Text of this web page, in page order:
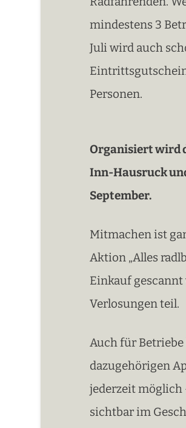
mindestens 3
Juli wird auch
Personen.
Organisiert wird
Inn-Hausruck
September.
Mitmachen ist
Aktion „Alles
Einkauf gescannt
Verlosungen teil.
Auch für
dazugehörigen
jederzeit möglich
sichtbar im